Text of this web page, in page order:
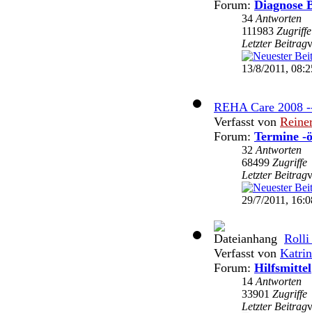
Forum: Diagnose
34 Antworten
111983 Zugriffe
Letzter Beitrag
13/8/2011,
REHA Care 2008
Verfasst von
Forum: Termine -
32 Antworten
68499 Zugriffe
Letzter Beitrag
29/7/2011,
Rolli
Verfasst von
Forum: Hilfsmittel
14 Antworten
33901 Zugriffe
Letzter Beitrag